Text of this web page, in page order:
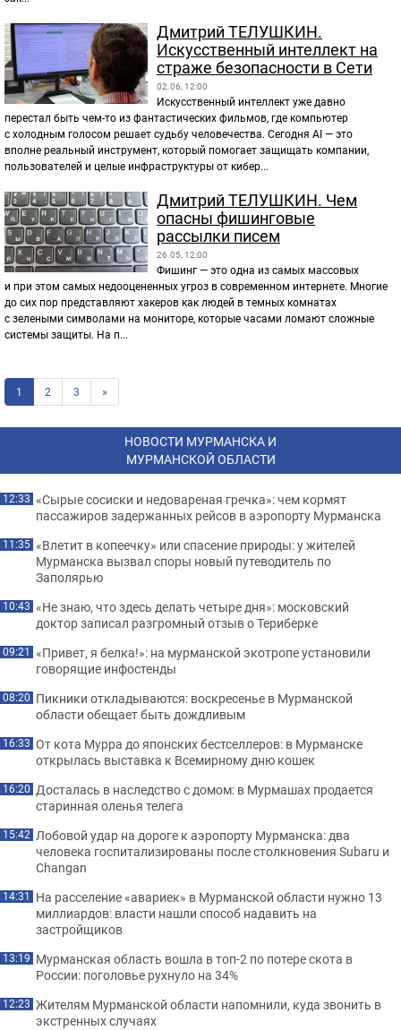
Дмитрий ТЕЛУШКИН.
Искусственный интеллект на
страже безопасности в Сети
02.06, 12:00
Искусственный интеллект уже давно
перестал быть чем-то из фантастических фильмов, где компьютер
с холодным голосом решает судьбу человечества. Сегодня AI — это
вполне реальный инструмент, который помогает защищать компании,
пользователей и целые инфраструктуры от кибер...
Дмитрий ТЕЛУШКИН. Чем
опасны фишинговые
рассылки писем
26.05, 12:00
Фишинг — это одна из самых массовых
и при этом самых недооцененных угроз в современном интернете. Многие
до сих пор представляют хакеров как людей в темных комнатах
с зелеными символами на мониторе, которые часами ломают сложные
системы защиты. На п...
1 2 3 »
НОВОСТИ МУРМАНСКА И
МУРМАНСКОЙ ОБЛАСТИ
12:33 «Сырые сосиски и недовареная гречка»: чем кормят
пассажиров задержанных рейсов в аэропорту Мурманска
11:35 «Влетит в копеечку» или спасение природы: у жителей
Мурманска вызвал споры новый путеводитель по
Заполярью
10:43 «Не знаю, что здесь делать четыре дня»: московский
доктор записал разгромный отзыв о Териберке
09:21 «Привет, я белка!»: на мурманской экотропе установили
говорящие инфостенды
08:20 Пикники откладываются: воскресенье в Мурманской
области обещает быть дождливым
16:33 От кота Мурра до японских бестселлеров: в Мурманске
открылась выставка к Всемирному дню кошек
16:20 Досталась в наследство с домом: в Мурмашах продается
старинная оленья телега
15:42 Лобовой удар на дороге к аэропорту Мурманска: два
человека госпитализированы после столкновения Subaru и
Changan
14:31 На расселение «авариек» в Мурманской области нужно 13
миллиардов: власти нашли способ надавить на
застройщиков
13:19 Мурманская область вошла в топ-2 по потере скота в
России: поголовье рухнуло на 34%
12:23 Жителям Мурманской области напомнили, куда звонить в
экстренных случаях